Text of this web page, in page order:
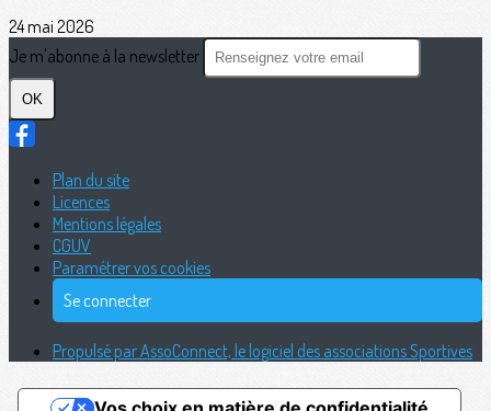
24 mai 2026
Je m'abonne à la newsletter
OK
Plan du site
Licences
Mentions légales
CGUV
Paramétrer vos cookies
Se connecter
Propulsé par AssoConnect, le logiciel des associations Sportives